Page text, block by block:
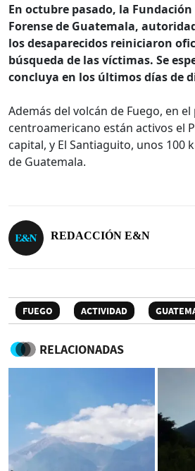
En octubre pasado, la
Forense de Guatemala,
los desaparecidos reiniciaron
búsqueda de las víctimas. Se
concluya en los últimos días de
Además del volcán de Fuego, en el
centroamericano están activos el
capital, y El Santiaguito, unos 100
de Guatemala.
REDACCIÓN E&N
FUEGO ACTIVIDAD
RELACIONADAS